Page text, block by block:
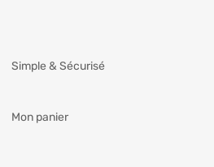
Simple & Sécurisé
Mon panier